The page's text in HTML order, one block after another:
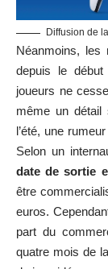
Diffusion de
Néanmoins, les
depuis le
joueurs ne
même un détail
l’été, une
Selon un
date de sortie
être
euros.
part du
quatre mois de